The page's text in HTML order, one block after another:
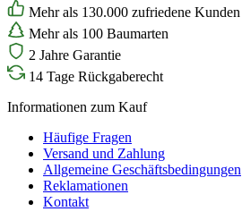
Mehr als 130.000 zufriedene Kunden
Mehr als 100 Baumarten
2 Jahre Garantie
14 Tage Rückgaberecht
Informationen zum Kauf
Häufige Fragen
Versand und Zahlung
Allgemeine Geschäftsbedingungen
Reklamationen
Kontakt